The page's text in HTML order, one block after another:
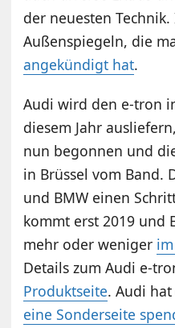
der neuesten
Außenspiegeln, die
angekündigt hat.
Audi wird den e-tron
diesem Jahr
nun begonnen und
in Brüssel vom Band.
und BMW einen
kommt erst 2019 und
mehr oder weniger
Details zum Audi e-
Produktseite. Audi
eine Sonderseite